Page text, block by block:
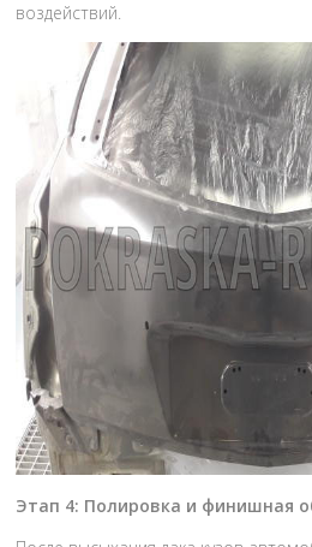
воздействий.
Этап 4: Полировка и финишная